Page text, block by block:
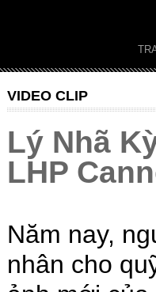
VIDEO CLIP
Lý Nhã
LHP
Năm nay,
nhân cho